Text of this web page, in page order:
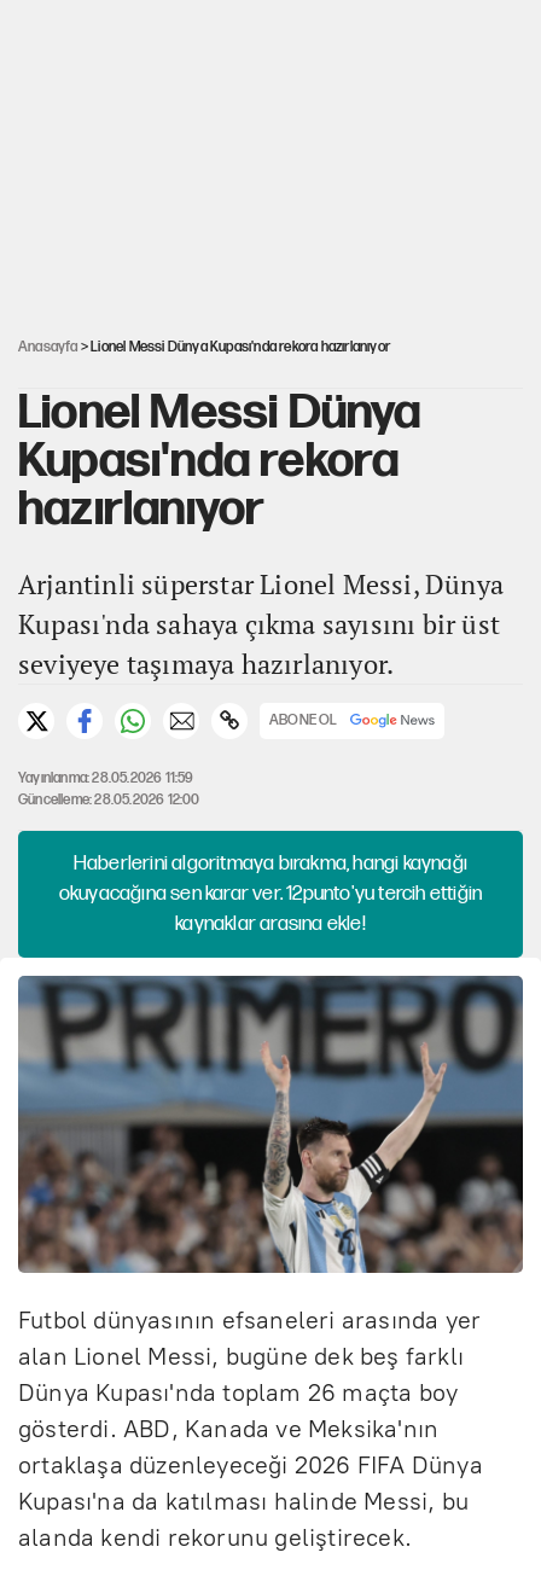
Anasayfa > Lionel Messi Dünya Kupası'nda rekora hazırlanıyor
Lionel Messi Dünya
Kupası'nda rekora
hazırlanıyor
Arjantinli süperstar Lionel Messi, Dünya
Kupası'nda sahaya çıkma sayısını bir üst
seviyeye taşımaya hazırlanıyor.
ABONE OL
Yayınlanma: 28.05.2026 11:59
Güncelleme: 28.05.2026 12:00
Haberlerini algoritmaya bırakma, hangi kaynağı
okuyacağına sen karar ver. 12punto'yu tercih ettiğin
kaynaklar arasına ekle!
Futbol dünyasının efsaneleri arasında yer
alan Lionel Messi, bugüne dek beş farklı
Dünya Kupası'nda toplam 26 maçta boy
gösterdi. ABD, Kanada ve Meksika'nın
ortaklaşa düzenleyeceği 2026 FIFA Dünya
Kupası'na da katılması halinde Messi, bu
alanda kendi rekorunu geliştirecek.